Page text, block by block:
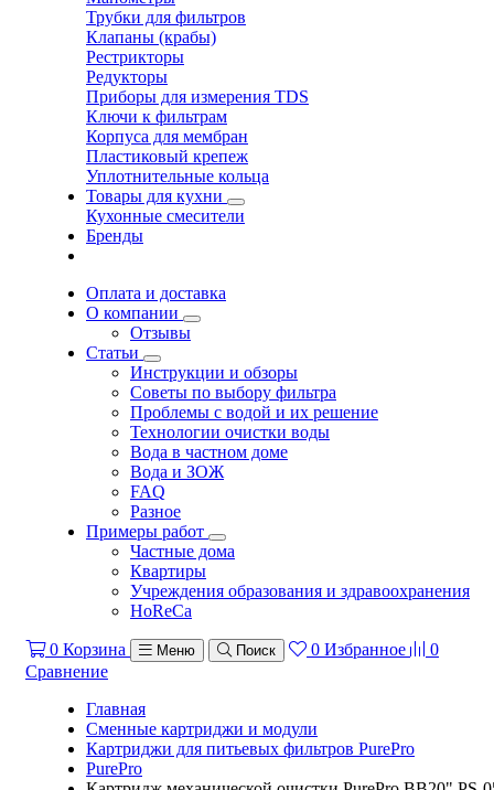
Трубки для фильтров
Клапаны (крабы)
Рестрикторы
Редукторы
Приборы для измерения TDS
Ключи к фильтрам
Корпуса для мембран
Пластиковый крепеж
Уплотнительные кольца
Товары для кухни
Кухонные смесители
Бренды
Оплата и доставка
О компании
Отзывы
Статьи
Инструкции и обзоры
Советы по выбору фильтра
Проблемы с водой и их решение
Технологии очистки воды
Вода в частном доме
Вода и ЗОЖ
FAQ
Разное
Примеры работ
Частные дома
Квартиры
Учреждения образования и здравоохранения
HoReCa
0 Корзина Меню Поиск 0 Избранное
0
Сравнение
Главная
Сменные картриджи и модули
Картриджи для питьевых фильтров PurePro
PurePro